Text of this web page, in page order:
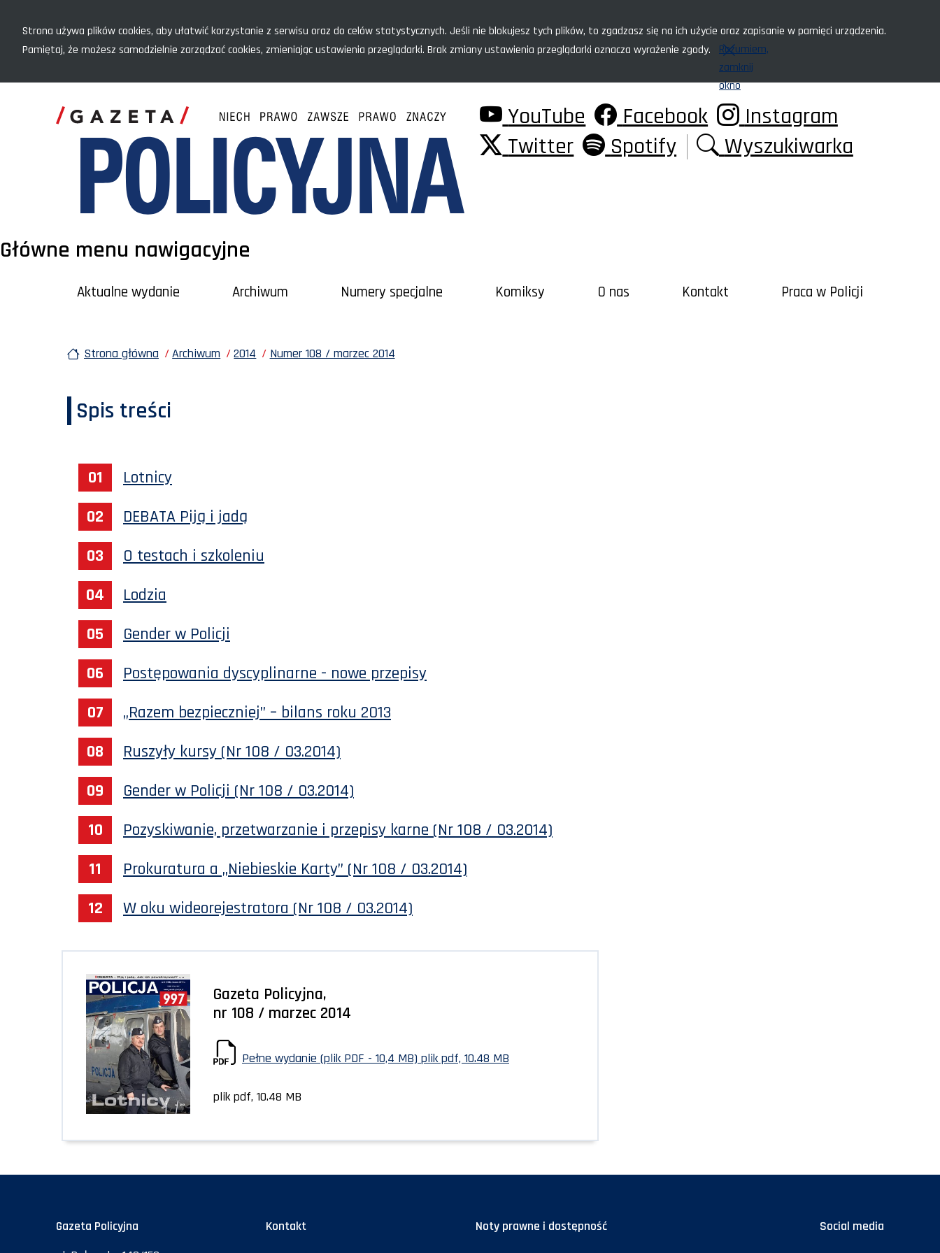
Strona używa plików cookies, aby ułatwić korzystanie z serwisu oraz do celów statystycznych. Jeśli nie blokujesz tych plików, to zgadzasz się na ich użycie oraz zapisanie w pamięci urządzenia.
Pamiętaj, że możesz samodzielnie zarządzać cookies, zmieniając ustawienia przeglądarki. Brak zmiany ustawienia przeglądarki oznacza wyrażenie zgody.
Rozumiem,
zamknij
okno
YouTube Facebook
Instagram
Twitter
Spotify Wyszukiwarka
Główne menu nawigacyjne
Aktualne wydanie Archiwum Numery specjalne Komiksy O nas Kontakt Praca w Policji
Strona główna Archiwum 2014 Numer 108 / marzec 2014
Spis treści
Lotnicy
DEBATA Piją i jadą
O testach i szkoleniu
Lodzia
Gender w Policji
Postępowania dyscyplinarne - nowe przepisy
„Razem bezpieczniej” – bilans roku 2013
Ruszyły kursy (Nr 108 / 03.2014)
Gender w Policji (Nr 108 / 03.2014)
Pozyskiwanie, przetwarzanie i przepisy karne (Nr 108 / 03.2014)
Prokuratura a „Niebieskie Karty” (Nr 108 / 03.2014)
W oku wideorejestratora (Nr 108 / 03.2014)
Gazeta Policyjna,
nr 108 / marzec 2014
Pełne wydanie (plik PDF - 10,4 MB) plik pdf, 10.48 MB
plik pdf, 10.48 MB
Gazeta Policyjna Kontakt Noty prawne i dostępność Social media